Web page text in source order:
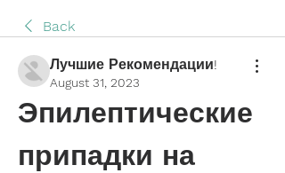
Back
Лучшие Рекомендации!
August 31, 2023
Эпилептические
припадки на